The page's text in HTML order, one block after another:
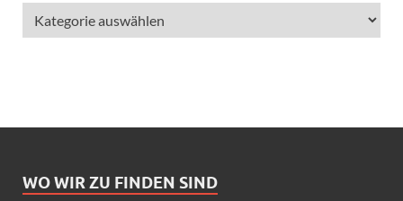
WO WIR ZU FINDEN SIND